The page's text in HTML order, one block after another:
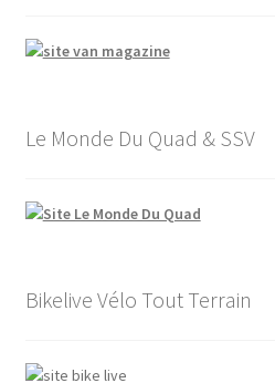
Le Monde Du Quad & SSV
Bikelive Vélo Tout Terrain